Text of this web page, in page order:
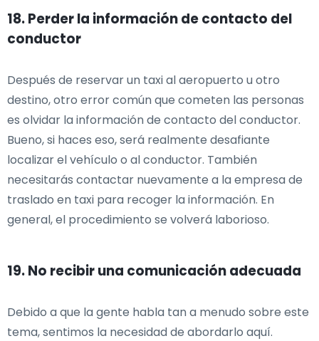
18. Perder la información de contacto del
conductor
Después de reservar un taxi al aeropuerto u otro
destino, otro error común que cometen las personas
es olvidar la información de contacto del conductor.
Bueno, si haces eso, será realmente desafiante
localizar el vehículo o al conductor. También
necesitarás contactar nuevamente a la empresa de
traslado en taxi para recoger la información. En
general, el procedimiento se volverá laborioso.
19. No recibir una comunicación adecuada
Debido a que la gente habla tan a menudo sobre este
tema, sentimos la necesidad de abordarlo aquí.